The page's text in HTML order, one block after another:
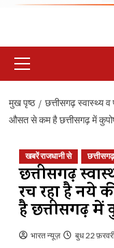
सूची
मुख पृष्ठ
छत्तीसगढ़ स्वास्थ्य व
औसत से कम है छत्तीसगढ़ में
खबरें राजधानी से छत्तीसगढ़
छत्तीसगढ़
रच रहा है नये
है छत्तीसगढ़
भारत न्यूज़ बुध 22